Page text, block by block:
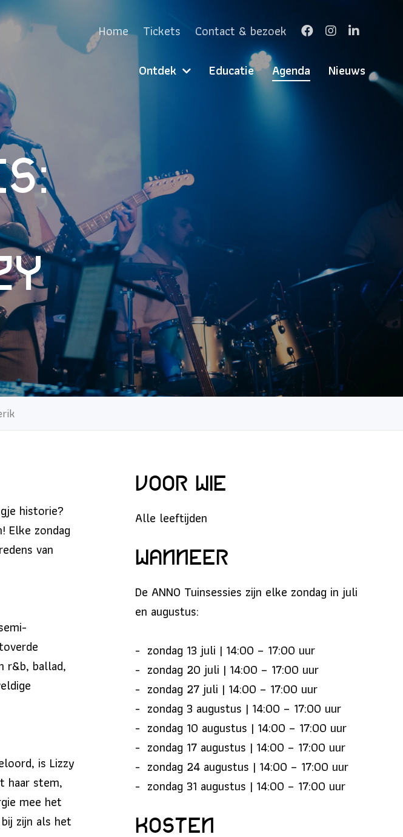
Ontdek Educatie Agenda Nieuws
Home Tickets Contact & bezoek
historie?
Elke zondag
van
r&b, ballad,
is Lizzy
haar stem,
mee het
zijn als het
Voor wie
Alle leeftijden
Wanneer
De ANNO Tuinsessies zijn elke zondag in juli
en augustus:
zondag 13 juli | 14:00 – 17:00 uur
zondag 20 juli | 14:00 – 17:00 uur
zondag 27 juli | 14:00 – 17:00 uur
zondag 3 augustus | 14:00 – 17:00 uur
zondag 10 augustus | 14:00 – 17:00 uur
zondag 17 augustus | 14:00 – 17:00 uur
zondag 24 augustus | 14:00 – 17:00 uur
zondag 31 augustus | 14:00 – 17:00 uur
Kosten